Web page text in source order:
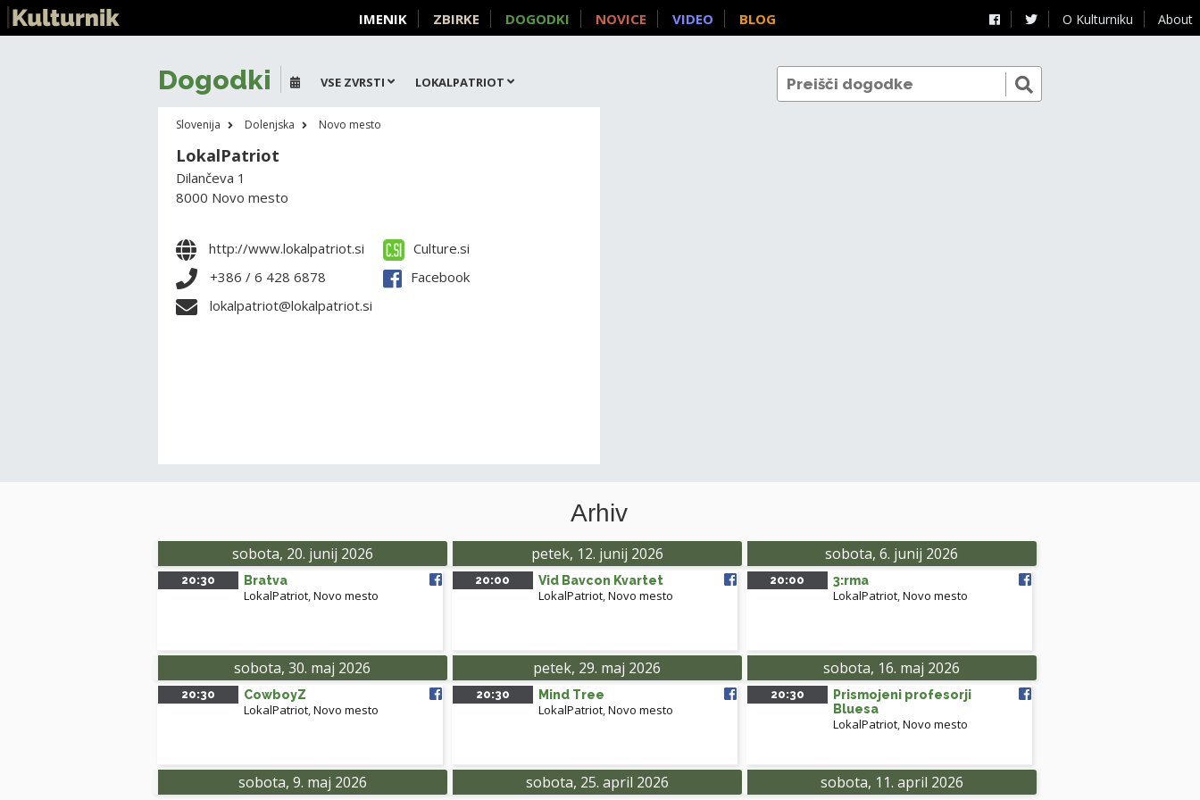
O Kulturniku About
IMENIK ZBIRKE DOGODKI NOVICE VIDEO BLOG
Dogodki VSE ZVRSTI LOKALPATRIOT
Slovenija Dolenjska Novo mesto
LokalPatriot
Dilančeva 1
8000 Novo mesto
http://www.lokalpatriot.si
+386 / 6 428 6878
lokalpatriot@lokalpatriot.si
Culture.si
Facebook
Arhiv
sobota, 20. junij 2026
20:30 Bratva
LokalPatriot,Novo mesto
petek, 12. junij 2026
20:00 Vid Bavcon Kvartet
LokalPatriot,Novo mesto
sobota, 6. junij 2026
20:00 3:rma
LokalPatriot,Novo mesto
sobota, 30. maj 2026
20:30 CowboyZ
LokalPatriot,Novo mesto
petek, 29. maj 2026
20:30 Mind Tree
LokalPatriot,Novo mesto
sobota, 16. maj 2026
20:30
Prismojeni profesorji
Bluesa
LokalPatriot,Novo mesto
sobota, 9. maj 2026 sobota, 25. april 2026 sobota, 11. april 2026